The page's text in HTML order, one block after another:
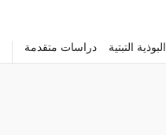
البوذية التبتية دراسات متقدمة